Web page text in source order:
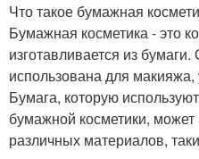
Что такое бумажная
Бумажная косметика - это
изготавливается из
использована для
Бумага, которую
бумажной косметики, может
различных материалов,